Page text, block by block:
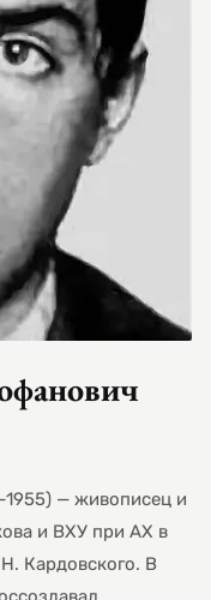
— живописец и
и ВХУ при АХ в
Кардовского. В